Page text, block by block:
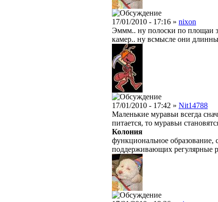
17/01/2010 - 17:16 » nixon
Эммм.. ну полоски по площаи
камер.. ну всмысле они
17/01/2010 - 17:42 » Nit14788
Маленькие муравьи всегда
питается, то муравьи
Колония
функциональное образование,
поддерживающих регулярные